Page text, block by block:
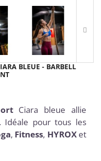
BLEUE - BARBELL
Ciara bleue allie
Idéale pour tous les
, Fitness, HYROXet